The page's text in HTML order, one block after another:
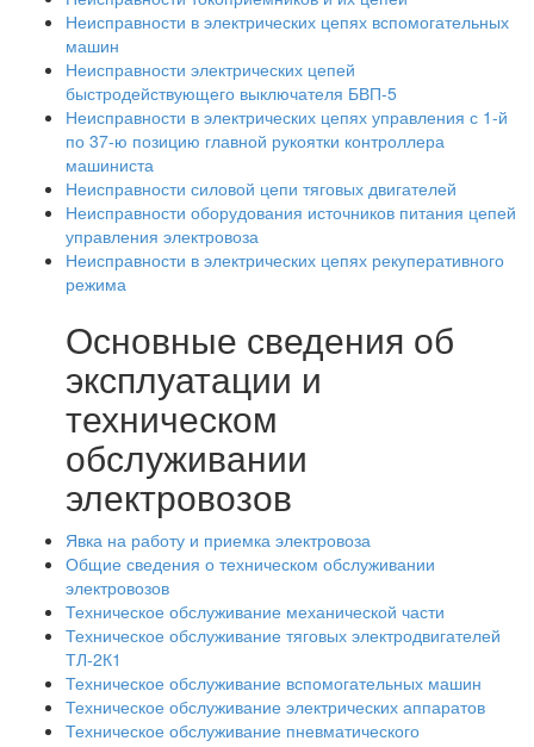
Неисправности в электрических цепях вспомогательных
машин
Неисправности электрических цепей
быстродействующего выключателя БВП-5
Неисправности в электрических цепях управления с 1-й
по 37-ю позицию главной рукоятки контроллера
машиниста
Неисправности силовой цепи тяговых двигателей
Неисправности оборудования источников питания цепей
управления электровоза
Неисправности в электрических цепях рекуперативного
режима
Основные сведения об
эксплуатации и
техническом
обслуживании
электровозов
Явка на работу и приемка электровоза
Общие сведения о техническом обслуживании
электровозов
Техническое обслуживание механической части
Техническое обслуживание тяговых электродвигателей
ТЛ-2К1
Техническое обслуживание вспомогательных машин
Техническое обслуживание электрических аппаратов
Техническое обслуживание пневматического